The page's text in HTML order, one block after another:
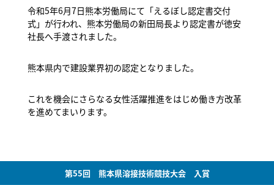
令和5年6月7日熊本労働局にて「えるぼし認定書交付
式」が行われ、熊本労働局の新田局長より認定書が徳安
社長へ手渡されました。
熊本県内で建設業界初の認定となりました。
これを機会にさらなる女性活躍推進をはじめ働き方改革
を進めてまいります。
第55回 熊本県溶接技術競技大会 入賞